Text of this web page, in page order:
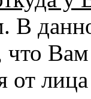
В
что
от